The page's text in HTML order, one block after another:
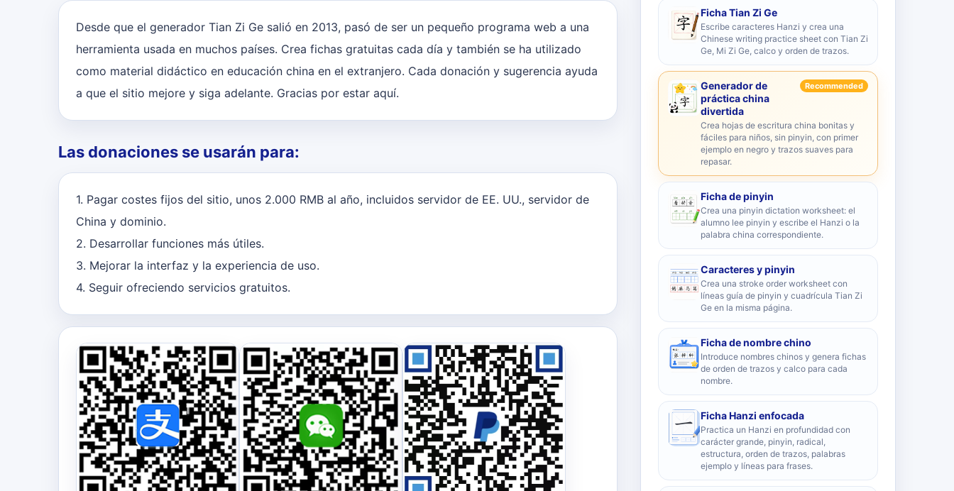
Desde que el generador Tian Zi Ge salió en 2013, pasó de ser un pequeño programa web a una
herramienta usada en muchos países. Crea fichas gratuitas cada día y también se ha utilizado
como material didáctico en educación china en el extranjero. Cada donación y sugerencia ayuda
a que el sitio mejore y siga adelante. Gracias por estar aquí.
Las donaciones se usarán para:
1. Pagar costes fijos del sitio, unos 2.000 RMB al año, incluidos servidor de EE. UU., servidor de
China y dominio.
2. Desarrollar funciones más útiles.
3. Mejorar la interfaz y la experiencia de uso.
4. Seguir ofreciendo servicios gratuitos.
Ficha Tian Zi Ge
Escribe caracteres Hanzi y crea una
Chinese writing practice sheet con Tian Zi
Ge, Mi Zi Ge, calco y orden de trazos.
Generador de
práctica china
divertida
Recommended
Crea hojas de escritura china bonitas y
fáciles para niños, sin pinyin, con primer
ejemplo en negro y trazos suaves para
repasar.
Ficha de pinyin
Crea una pinyin dictation worksheet: el
alumno lee pinyin y escribe el Hanzi o la
palabra china correspondiente.
Caracteres y pinyin
Crea una stroke order worksheet con
líneas guía de pinyin y cuadrícula Tian Zi
Ge en la misma página.
Ficha de nombre chino
Introduce nombres chinos y genera fichas
de orden de trazos y calco para cada
nombre.
Ficha Hanzi enfocada
Practica un Hanzi en profundidad con
carácter grande, pinyin, radical,
estructura, orden de trazos, palabras
ejemplo y líneas para frases.